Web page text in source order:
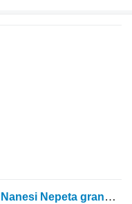
Yaz Büyüsü Büyük Çiçekli Kedi Nanesi Nepeta grandiflora